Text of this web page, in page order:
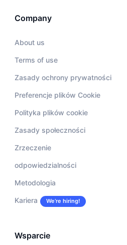
Company
About us
Terms of use
Zasady ochrony prywatności
Preferencje plików Cookie
Polityka plików cookie
Zasady społeczności
Zrzeczenie
odpowiedzialności
Metodologia
Kariera We’re hiring!
Wsparcie